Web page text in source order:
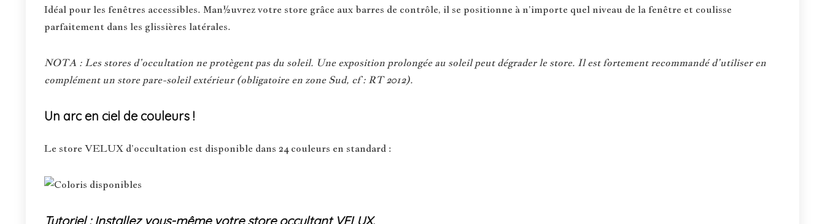
Idéal pour les fenêtres accessibles. Man½uvrez votre store grâce aux barres de contrôle, il se positionne à n’importe quel niveau de la fenêtre et coulisse
parfaitement dans les glissières latérales.
NOTA : Les stores d’occultation ne protègent pas du soleil. Une exposition prolongée au soleil peut dégrader le store. Il est fortement recommandé d’utiliser en
complément un store pare-soleil extérieur (obligatoire en zone Sud, cf : RT 2012).
Un arc en ciel de couleurs !
Le store VELUX d’occultation est disponible dans 24 couleurs en standard :
Tutoriel : Installez vous-même votre store occultant VELUX.